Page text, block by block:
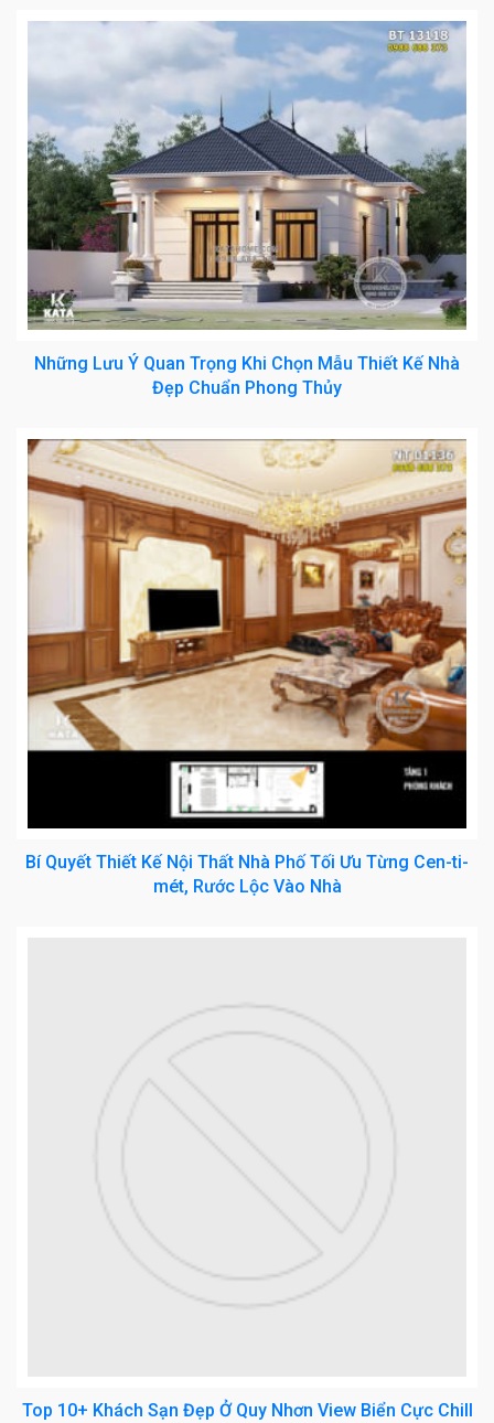
Những Lưu Ý Quan Trọng Khi Chọn Mẫu Thiết Kế Nhà
Đẹp Chuẩn Phong Thủy
Bí Quyết Thiết Kế Nội Thất Nhà Phố Tối Ưu Từng Cen-ti-
mét, Rước Lộc Vào Nhà
Top 10+ Khách Sạn Đẹp Ở Quy Nhơn View Biển Cực Chill